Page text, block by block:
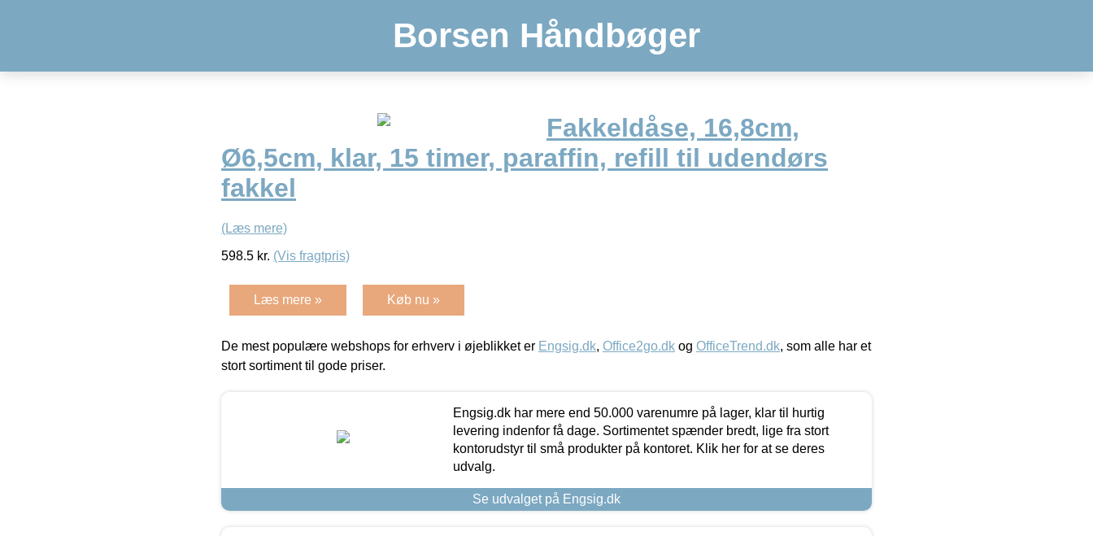
Borsen Håndbøger
Fakkeldåse, 16,8cm,
Ø6,5cm, klar, 15 timer, paraffin, refill til udendørs
fakkel
(Læs mere)
598.5 kr. (Vis fragtpris)
Læs mere » Køb nu »
De mest populære webshops for erhverv i øjeblikket er Engsig.dk, Office2go.dk og OfficeTrend.dk, som alle har et
stort sortiment til gode priser.
Engsig.dk har mere end 50.000 varenumre på lager, klar til hurtig
levering indenfor få dage. Sortimentet spænder bredt, lige fra stort
kontorudstyr til små produkter på kontoret. Klik her for at se deres
udvalg.
Se udvalget på Engsig.dk